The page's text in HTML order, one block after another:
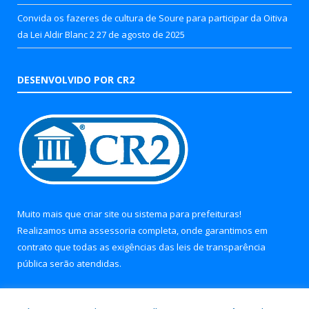
Convida os fazeres de cultura de Soure para participar da Oitiva
da Lei Aldir Blanc 2 27 de agosto de 2025
DESENVOLVIDO POR CR2
Muito mais que criar site ou sistema para prefeituras!
Realizamos uma assessoria completa, onde garantimos em
contrato que todas as exigências das leis de transparência
pública serão atendidas.